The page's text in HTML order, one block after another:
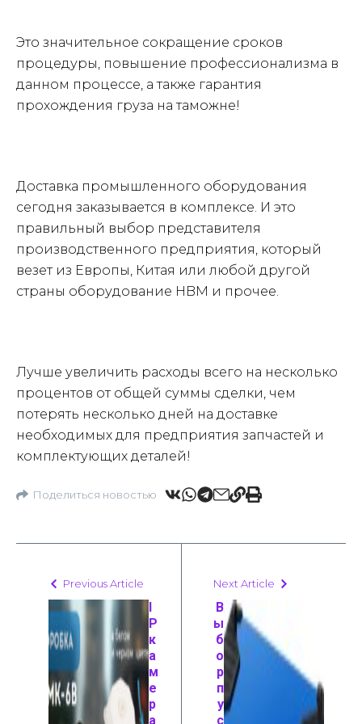
Это значительное сокращение сроков
процедуры, повышение профессионализма в
данном процессе, а также гарантия
прохождения груза на таможне!
Доставка промышленного оборудования
сегодня заказывается в комплексе. И это
правильный выбор представителя
производственного предприятия, который
везет из Европы, Китая или любой другой
страны оборудование HBM и прочее.
Лучше увеличить расходы всего на несколько
процентов от общей суммы сделки, чем
потерять несколько дней на доставке
необходимых для предприятия запчастей и
комплектующих деталей!
Поделиться новостью
Previous Article
P
к
а
м
е
р
а
Next Article
В
ы
б
о
р
п
у
с